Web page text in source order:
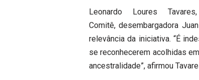
Leonardo Loures
Comitê, desembargadora
relevância da iniciativa. “É
se reconhecerem acolhidas
ancestralidade”, afirmou